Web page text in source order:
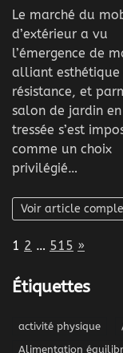
Le marché du
d’extérieur a vu
l’émergence de
alliant esthétique
résistance, et
salon de jardin en
tressée s’est
comme un choix
privilégié…
Voir article
Page:
1 2 … 515 Next
»
Étiquettes
activité physique
Alimentation